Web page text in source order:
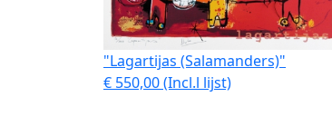
"Lagartijas (Salamanders)"
€ 550,00 (Incl.l lijst)